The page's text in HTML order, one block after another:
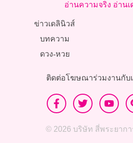
อ่านความจริง อ่าน
ข่าวเดลินิวส์
บทความ
ดวง-หวย
ติดต่อโฆษณาร่วมงานกับ
© 2026 บริษัท สี่พระยาก